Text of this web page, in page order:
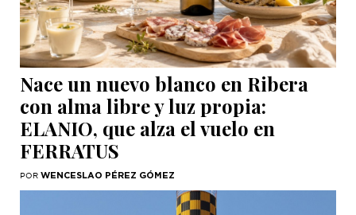
Nace un nuevo blanco en Ribera
con alma libre y luz propia:
ELANIO, que alza el vuelo en
FERRATUS
POR WENCESLAO PÉREZ GÓMEZ